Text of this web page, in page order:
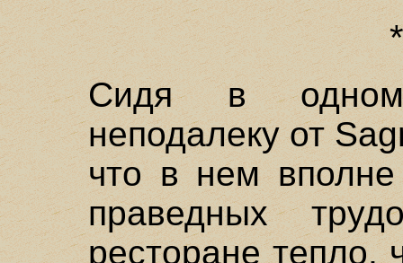
Сидя в одном
неподалеку от
что в нем
праведных
ресторане тепло,